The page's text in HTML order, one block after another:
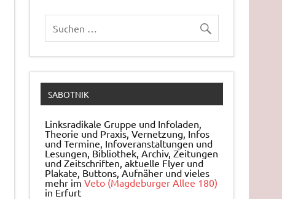
SABOTNIK
Linksradikale Gruppe und Infoladen,
Theorie und Praxis, Ver­net­zung, Infos
und Ter­mi­ne, In­fo­ver­an­stal­tun­gen und
Le­sun­gen, Bi­blio­thek, Archiv, Zei­tun­gen
und Zeit­schrif­ten, ak­tu­el­le Flyer und
Pla­ka­te, But­tons, Auf­nä­her und vieles
mehr imVeto (Magdeburger Allee 180)
in Erfurt